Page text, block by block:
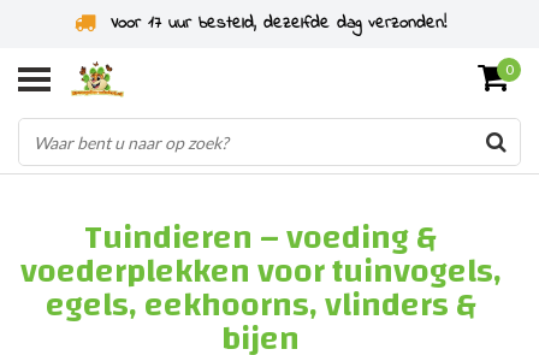
Specialist in knaagdieren sinds 2011
0
Tuindieren – voeding &
voederplekken voor tuinvogels,
egels, eekhoorns, vlinders &
bijen